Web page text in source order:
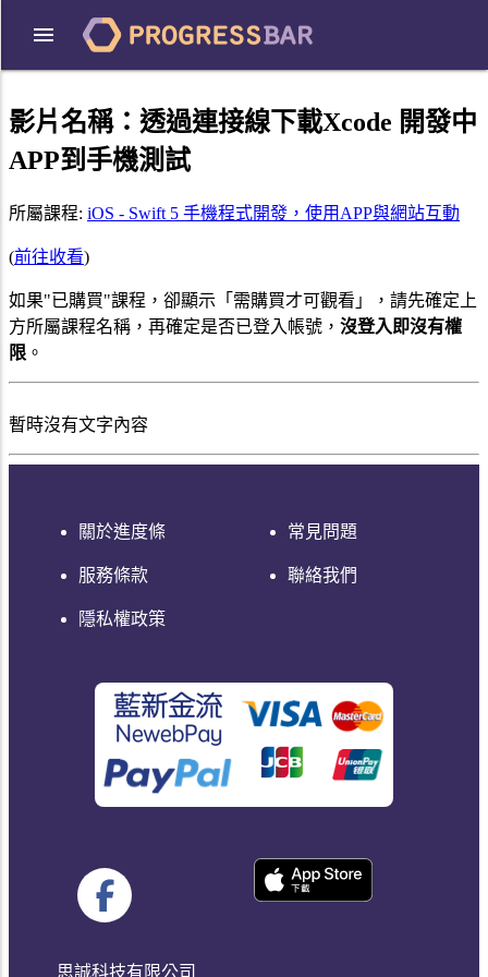
影片名稱： 透過連接線下載Xcode 開發中
APP到手機測試
所屬課程: iOS - Swift 5 手機程式開發，使用APP與網站互動
(前往收看)
如果"已購買"課程，卻顯示「需購買才可觀看」，請先確定上
方所屬課程名稱，再確定是否已登入帳號， 沒登入即沒有權
限 。
暫時沒有文字內容
關於進度條
服務條款
隱私權政策
常見問題
聯絡我們
思誠科技有限公司